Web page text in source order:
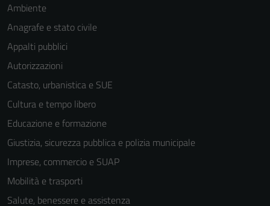
Ambiente
Anagrafe e stato civile
Appalti pubblici
Autorizzazioni
Catasto, urbanistica e SUE
Cultura e tempo libero
Educazione e formazione
Giustizia, sicurezza pubblica e polizia municipale
Imprese, commercio e SUAP
Mobilità e trasporti
Salute, benessere e assistenza